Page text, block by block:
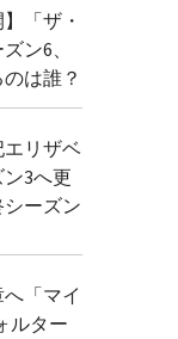
「ザ・
ン6、
は誰？
リザベ
3へ更
ーズン
「マイ
ルター